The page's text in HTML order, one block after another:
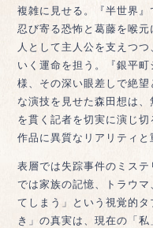
複雑に見せる。『半世界』
忍び寄る恐怖と葛藤を喉
人として主人公を支えつ
いく運命を担う。『銀平
様、その深い眼差しで絶
な演技を見せた森田想は
を貫く記者を切実に演じ切
作品に異質なリアリティと
表層では失踪事件のミス
では家族の記憶、トラウ
てしまう」という視覚的
き」の真実は、現在の「